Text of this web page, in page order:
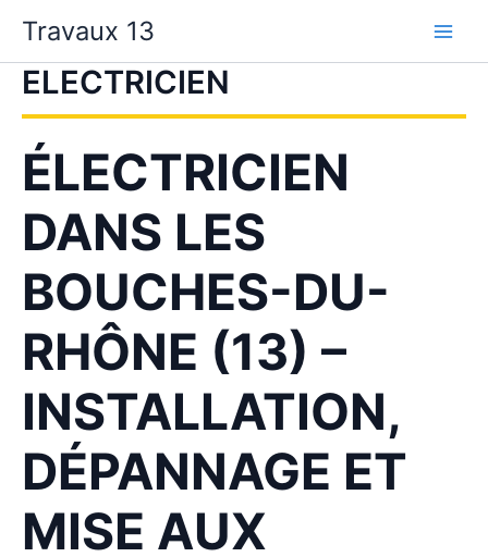
contenu
Travaux 13
ELECTRICIEN
ÉLECTRICIEN
DANS LES
BOUCHES-DU-
RHÔNE (13) –
INSTALLATION,
DÉPANNAGE ET
MISE AUX